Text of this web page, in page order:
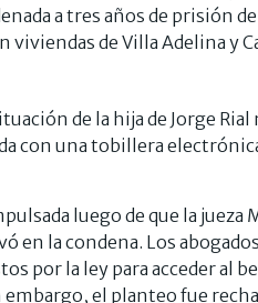
a tres años de prisión
viviendas de Villa Adelina y
de la hija de Jorge
con una tobillera
luego de que la jueza
en la condena. Los
por la ley para acceder al
embargo, el planteo fue